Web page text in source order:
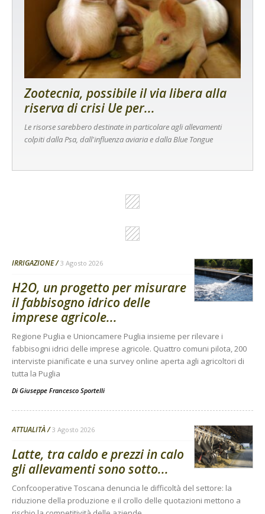
Zootecnia, possibile il via libera alla
riserva di crisi Ue per...
Le risorse sarebbero destinate in particolare agli allevamenti
colpiti dalla Psa, dall'influenza aviaria e dalla Blue Tongue
IRRIGAZIONE 3 Agosto 2026
H2O, un progetto per misurare
il fabbisogno idrico delle
imprese agricole...
Regione Puglia e Unioncamere Puglia insieme per rilevare i
fabbisogni idrici delle imprese agricole. Quattro comuni pilota, 200
interviste pianificate e una survey online aperta agli agricoltori di
tutta la Puglia
Di Giuseppe Francesco Sportelli
ATTUALITÀ 3 Agosto 2026
Latte, tra caldo e prezzi in calo
gli allevamenti sono sotto...
Confcooperative Toscana denuncia le difficoltà del settore: la
riduzione della produzione e il crollo delle quotazioni mettono a